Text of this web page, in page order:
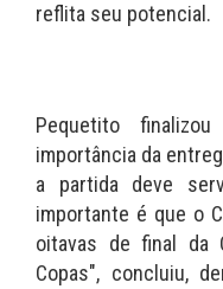
reflita seu potencial.
Pequetito
importância da
a partida deve
importante é que o
oitavas de final da
Copas", concluiu,